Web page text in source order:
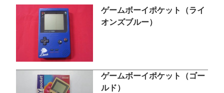
ゲームボーイポケット（ライ
オンズブルー）
ゲームボーイポケット（ゴー
ルド）